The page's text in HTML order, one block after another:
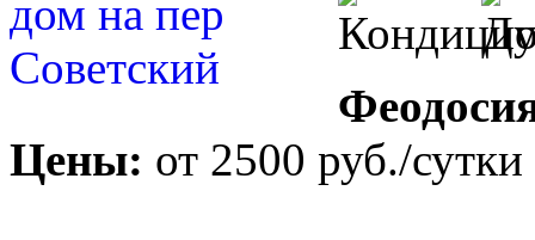
Цены: от 2500 руб./сутки